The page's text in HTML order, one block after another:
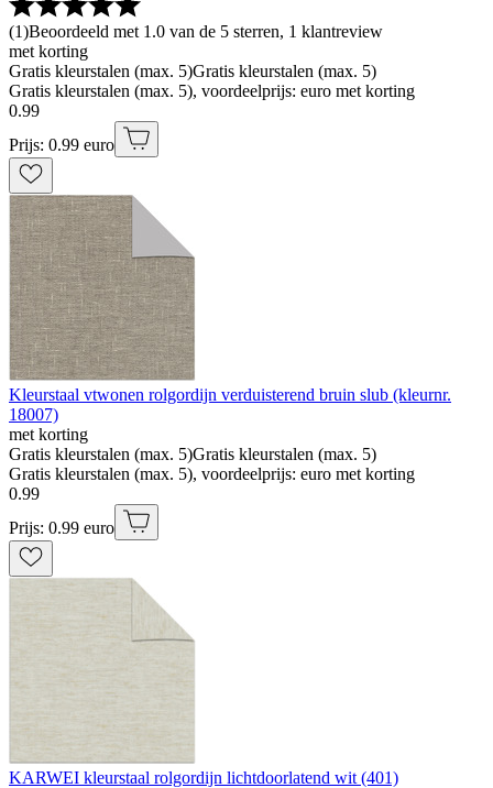
(1)Beoordeeld met 1.0 van de 5 sterren, 1 klantreview
met korting
Gratis kleurstalen (max. 5)Gratis kleurstalen (max. 5)
Gratis kleurstalen (max. 5), voordeelprijs: euro met korting
0.99
Prijs: 0.99 euro
Kleurstaal vtwonen rolgordijn verduisterend bruin slub (kleurnr.
18007)
met korting
Gratis kleurstalen (max. 5)Gratis kleurstalen (max. 5)
Gratis kleurstalen (max. 5), voordeelprijs: euro met korting
0.99
Prijs: 0.99 euro
KARWEI kleurstaal rolgordijn lichtdoorlatend wit (401)